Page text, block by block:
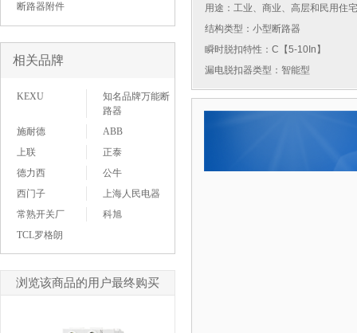
断路器附件
相关品牌
KEXU
知名品牌万能断
路器
施耐德
ABB
上联
正泰
德力西
公牛
西门子
上海人民电器
常熟开关厂
科旭
TCL罗格朗
浏览该商品的用户最终购买
用途：工业、商业、高层和民用住
结构类型：小型断路器
瞬时脱扣特性：C【5-10In】
漏电脱扣器类型：智能型